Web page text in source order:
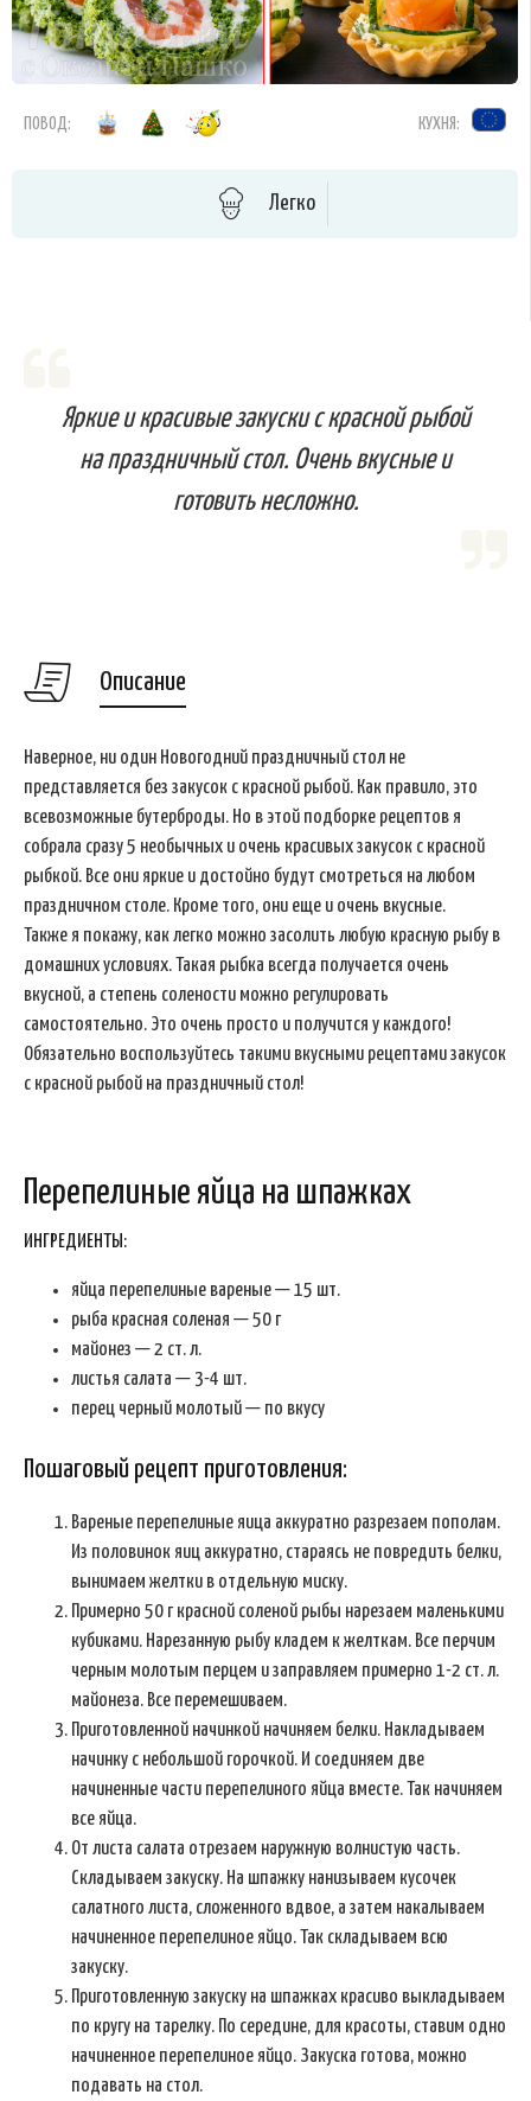
ПОВОД: КУХНЯ:
Легко
Яркие и красивые закуски с красной рыбой
на праздничный стол. Очень вкусные и
готовить несложно.
Описание
Наверное, ни один Новогодний праздничный стол не
представляется без закусок с красной рыбой. Как правило, это
всевозможные бутерброды. Но в этой подборке рецептов я
собрала сразу 5 необычных и очень красивых закусок с красной
рыбкой. Все они яркие и достойно будут смотреться на любом
праздничном столе. Кроме того, они еще и очень вкусные.
Также я покажу, как легко можно засолить любую красную рыбу в
домашних условиях. Такая рыбка всегда получается очень
вкусной, а степень солености можно регулировать
самостоятельно. Это очень просто и получится у каждого!
Обязательно воспользуйтесь такими вкусными рецептами закусок
с красной рыбой на праздничный стол!
Перепелиные яйца на шпажках
ИНГРЕДИЕНТЫ:
яйца перепелиные вареные — 15 шт.
рыба красная соленая — 50 г
майонез — 2 ст. л.
листья салата — 3-4 шт.
перец черный молотый — по вкусу
Пошаговый рецепт приготовления:
Вареные перепелиные яица аккуратно разрезаем пополам.
Из половинок яиц аккуратно, стараясь не повредить белки,
вынимаем желтки в отдельную миску.
Примерно 50 г красной соленой рыбы нарезаем маленькими
кубиками. Нарезанную рыбу кладем к желткам. Все перчим
черным молотым перцем и заправляем примерно 1-2 ст. л.
майонеза. Все перемешиваем.
Приготовленной начинкой начиняем белки. Накладываем
начинку с небольшой горочкой. И соединяем две
начиненные части перепелиного яйца вместе. Так начиняем
все яйца.
От листа салата отрезаем наружную волнистую часть.
Складываем закуску. На шпажку нанизываем кусочек
салатного листа, сложенного вдвое, а затем накалываем
начиненное перепелиное яйцо. Так складываем всю
закуску.
Приготовленную закуску на шпажках красиво выкладываем
по кругу на тарелку. По середине, для красоты, ставим одно
начиненное перепелиное яйцо. Закуска готова, можно
подавать на стол.